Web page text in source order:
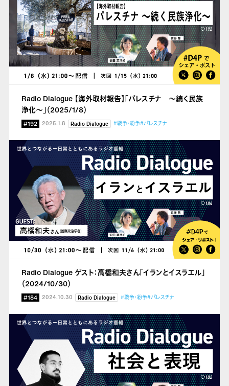
Radio Dialogue 【海外取材報告】「パレスチナ ～続く民族
浄化～」（2025/1/8）
#192 2025.1.8 Radio Dialogue #戦争・紛争#パレスチナ
Radio Dialogue ゲスト：高橋和夫さん「イランとイスラエル」
（2024/10/30）
#184 2024.10.30 Radio Dialogue #戦争・紛争#パレスチナ